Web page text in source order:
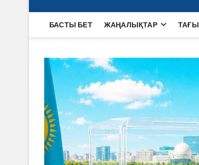
БАСТЫ БЕТ ЖАҢАЛЫҚТАР ТАҒЫ